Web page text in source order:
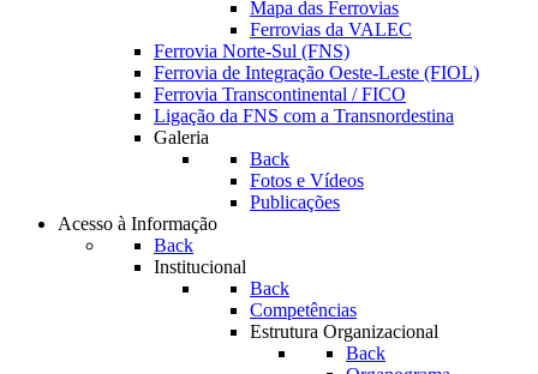
Mapa das Ferrovias
Ferrovias da VALEC
Ferrovia Norte-Sul (FNS)
Ferrovia de Integração Oeste-Leste (FIOL)
Ferrovia Transcontinental / FICO
Ligação da FNS com a Transnordestina
Galeria
Back
Fotos e Vídeos
Publicações
Acesso à Informação
Back
Institucional
Back
Competências
Estrutura Organizacional
Back